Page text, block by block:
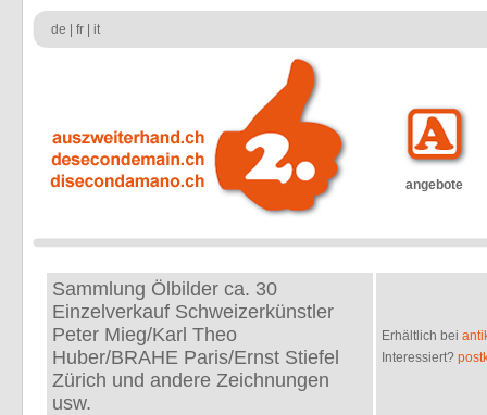
de fr it
angebote
Sammlung Ölbilder ca. 30
Einzelverkauf Schweizerkünstler
Peter Mieg/Karl Theo
Huber/BRAHE Paris/Ernst Stiefel
Zürich und andere Zeichnungen
usw.
Erhältlich bei
Interessiert?